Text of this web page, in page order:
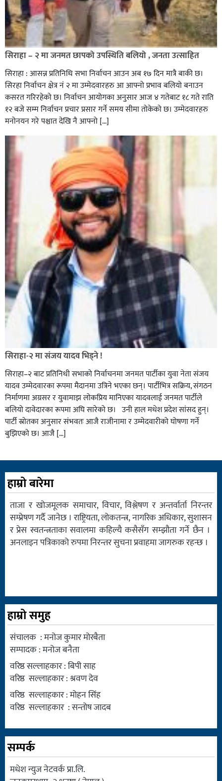
सिराहा – २ मा जनमत छापको उपस्थिति बलियो , जनता उत्साहित
सिराहा : आसन्न प्रतिनिधि सभा निर्वाचन आउन अब १७ दिन मात्रै बाकी छ।
सिरहा निर्वाचन क्षेत्र नं २ मा उम्मेदवारहरु आ आफ्नो प्रभाव बलियो बनाउन
कसरत गरिरहेको छ। निर्वाचन आयोगका अनुसार आज ४ गतेबाट १८ गते राति
१२ बजे सम्म निर्वाचन प्रचार प्रसार गर्ने समय सीमा तोकेको छ। उम्मेदवारहरु
मनोनयन गरे पश्चात देखि नै आफ्नो […]
सिराहा-२ मा संजय यादव भिड्ने !
सिराहा–२ बाट प्रतिनिधी सभाको निर्वाचनमा जनमत पार्टीका युवा नेता संजय
यादव उम्मेदवारका रूपमा मैदानमा उत्रिने भएका छन्। पार्टीभित्र सक्रिय, संगठन
निर्माणमा अग्रसर र युवामाझ लोकप्रिय मानिएका यादवलाई जनमत पार्टीले
बलियो दावेदारका रूपमा अघि सारेको छ। उनी हाल मधेश प्रदेश सांसद हुन्।
पार्टी स्रोतका अनुसार संभवतः आजै राजीनामा र उम्मेदवारीको घोषणा गर्ने
बुझिएको छ। आजै […]
हाम्रो बारेमा
ताजा र खोजमूलक समाचार, विचार, विश्लेषण र अन्तर्वार्ता निरन्तर
सम्प्रेषण गर्दै जानेछ । राष्ट्रियता, लोकतन्त्र, नागरिक अधिकार, सुशासन
र प्रेस स्वतन्त्रताका सवालमा कहिल्यै कसैसँग सम्झौता गर्ने छैन ।
अनलाइन पत्रिकाको रुपमा निरन्तर सुचना प्रवाहमा जागरुक रहन्छ ।
हाम्रो समुह
संचालक : मनोज कुमार मोरबैता
सम्पादक : मनोज बनैता
वरिष्ठ सल्लाहकार : बिपी साह
वरिष्ठ सल्लाहकार : श्रवण देव
वरिष्ठ सल्लाहकार : मोहन सिंह
वरिष्ठ सल्लाहकार : सन्तोष जादब
सम्पर्क
मधेश न्युज नेटवर्क प्रा.लि.